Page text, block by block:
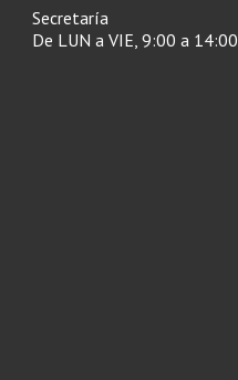
Secretaría
De LUN a VIE, 9:00 a 14:00